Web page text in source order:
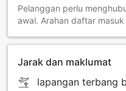
Pelanggan perlu
awal. Arahan daftar
Jarak dan maklumat
lapangan terbang